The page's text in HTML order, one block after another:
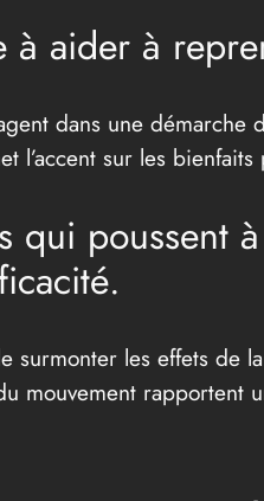
à aider à
dans une
l’accent sur les
qui poussent
surmonter les effets de
mouvement